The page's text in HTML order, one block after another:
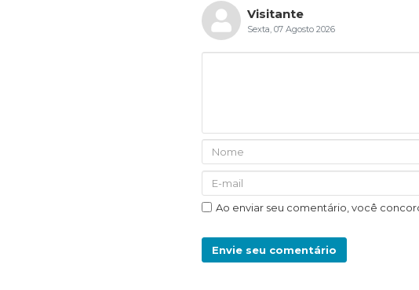
Visitante
Sexta, 07 Agosto 2026
Ao enviar seu comentário, você
Envie seu comentário